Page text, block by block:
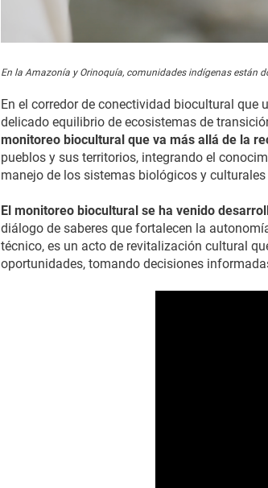
En la Amazonía y Orinoquía, comunidades indígenas están
En el corredor de conectividad biocultural que
delicado equilibrio de ecosistemas de
monitoreo biocultural que va más allá de la
pueblos y sus territorios, integrando el
manejo de los sistemas biológicos y
El monitoreo biocultural se ha venido
diálogo de saberes que fortalecen la
técnico, es un acto de revitalización cultural
oportunidades, tomando decisiones